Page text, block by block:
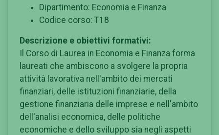
Dipartimento: Economia e Finanza
Codice corso: T18
Descrizione e obiettivi formativi:
Il Corso di Laurea in Economia e Finanza forma
laureati che ambiscono a svolgere la propria
attività lavorativa nell'ambito dei mercati
finanziari, delle istituzioni finanziarie, della
gestione finanziaria delle imprese e nell'ambito
dell'analisi economica, delle politiche
economiche e dello sviluppo sia negli aspetti